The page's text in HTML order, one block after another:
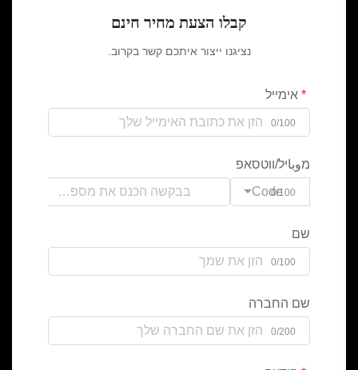
קבלו הצעת מחיר חינם
נציגנו ייצור איתכם קשר בקרוב.
אימייל
0/100
מوباיל/ווטסאפ
Code0/100
שם
0/100
שם החברה
0/200